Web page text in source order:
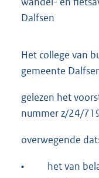
Dalfsen
Het college van
gemeente
gelezen het
nummer z/24/
overwegende
•
het van